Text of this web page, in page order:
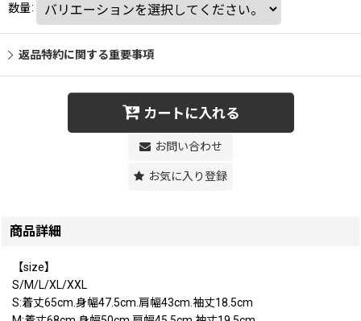
数量:
返品特約に関する重要事項
カートに入れる
お問い合わせ
お気に入り登録
商品詳細
【size】
S/M/L/XL/XXL
S:着丈65cm.身幅47.5cm.肩幅43cm.袖丈18.5cm